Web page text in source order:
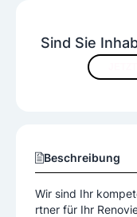
Sind Sie
Beschreibung
Wir sind Ihr
rtner für Ihr